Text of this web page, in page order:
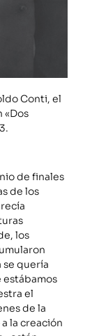
Conti, el
«Dos
de finales
de los
los
se quería
el
de la
la creación